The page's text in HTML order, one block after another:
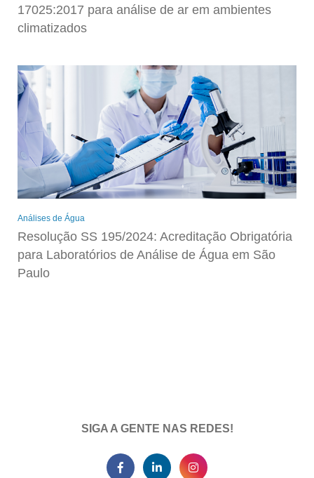
17025:2017 para análise de ar em ambientes
climatizados
Análises de Água
Resolução SS 195/2024: Acreditação Obrigatória
para Laboratórios de Análise de Água em São
Paulo
SIGA A GENTE NAS REDES!